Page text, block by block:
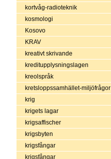
kortvåg-radioteknik
kosmologi
Kosovo
KRAV
kreativt skrivande
kreditupplysningslagen
kreolspråk
kretsloppssamhället-miljöfrågor
krig
krigets lagar
krigsaffischer
krigsbyten
krigsfångar
krigsfångar